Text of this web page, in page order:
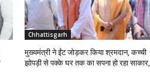
Chhattisgarh
मुख्यमंत्री ने ईंट जोड़कर किया श्रमदान, कच्ची
झोपड़ी से पक्के घर तक का सपना हो रहा साकार,